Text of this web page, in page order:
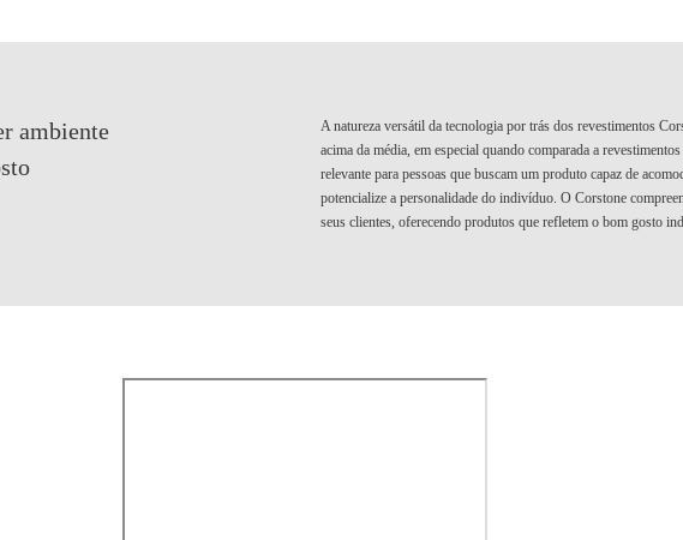
ambiente
A natureza versátil da tecnologia por trás dos revestimentos
acima da média, em especial quando comparada a
relevante para pessoas que buscam um produto capaz de
potencialize a personalidade do indivíduo. O Corstone
seus clientes, oferecendo produtos que refletem o bom gosto